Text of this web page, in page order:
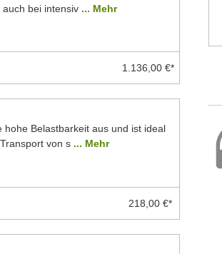
bei intensiv ... Mehr
1.136,00 €*
Belastbarkeit aus und ist ideal
von s ... Mehr
218,00 €*